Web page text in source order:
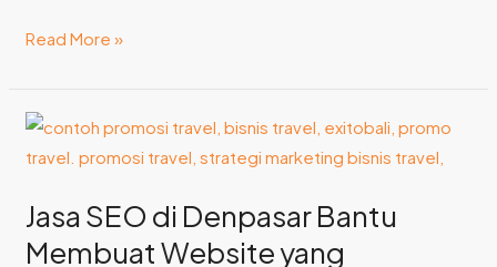
Read More »
Jasa SEO di Denpasar Bantu
Membuat Website yang
Jasa
SEO
Denpasar
Bantu